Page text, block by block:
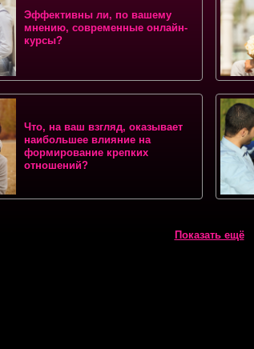
Эффективны ли, по вашему
мнению, современные онлайн-
курсы?
Что, на ваш взгляд, оказывает
наибольшее влияние на
формирование крепких
отношений?
Показать ещё